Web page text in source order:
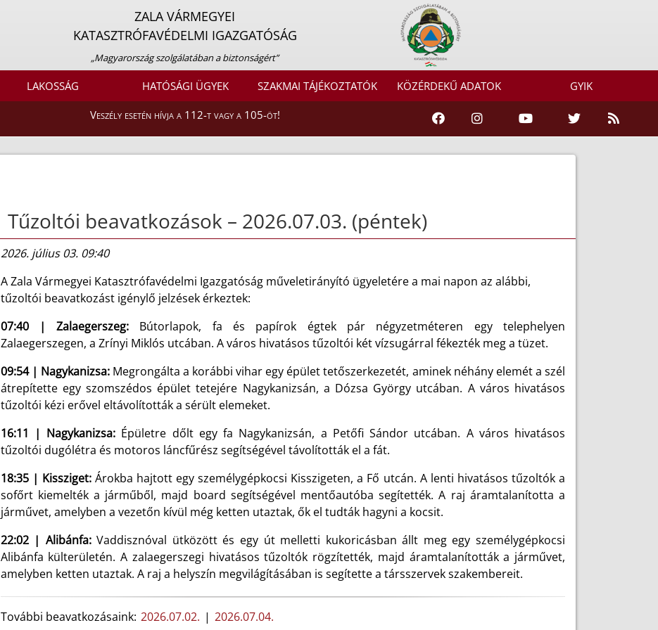
ZALA VÁRMEGYEI
KATASZTRÓFAVÉDELMI IGAZGATÓSÁG
„Magyarország szolgálatában a biztonságért”
LAKOSSÁG HATÓSÁGI ÜGYEK SZAKMAI TÁJÉKOZTATÓK KÖZÉRDEKŰ ADATOK GYIK
Veszély esetén hívja a 112-t vagy a 105-öt!
Tűzoltói beavatkozások – 2026.07.03. (péntek)
2026. július 03. 09:40
A Zala Vármegyei Katasztrófavédelmi Igazgatóság műveletirányító ügyeletére a mai napon az alábbi,
tűzoltói beavatkozást igénylő jelzések érkeztek:
07:40 | Zalaegerszeg: Bútorlapok, fa és papírok égtek pár négyzetméteren egy telephelyen
Zalaegerszegen, a Zrínyi Miklós utcában. A város hivatásos tűzoltói két vízsugárral fékezték meg a tüzet.
09:54 | Nagykanizsa:Megrongálta a korábbi vihar egy épület tetőszerkezetét, aminek néhány elemét a szél
átrepítette egy szomszédos épület tetejére Nagykanizsán, a Dózsa György utcában. A város hivatásos
tűzoltói kézi erővel eltávolították a sérült elemeket.
16:11 | Nagykanizsa: Épületre dőlt egy fa Nagykanizsán, a Petőfi Sándor utcában. A város hivatásos
tűzoltói dugólétra és motoros láncfűrész segítségével távolították el a fát.
18:35 | Kissziget:Árokba hajtott egy személygépkocsi Kisszigeten, a Fő utcán. A lenti hivatásos tűzoltók a
sofőrt kiemelték a járműből, majd board segítségével mentőautóba segítették. A raj áramtalanította a
járművet, amelyben a vezetőn kívül még ketten utaztak, ők el tudták hagyni a kocsit.
22:02 | Alibánfa:Vaddisznóval ütközött és egy út melletti kukoricásban állt meg egy személygépkocsi
Alibánfa külterületén. A zalaegerszegi hivatásos tűzoltók rögzítették, majd áramtalanították a járművet,
amelyben ketten utaztak. A raj a helyszín megvilágításában is segítette a társszervek szakembereit.
További beavatkozásaink: 2026.07.02. | 2026.07.04.